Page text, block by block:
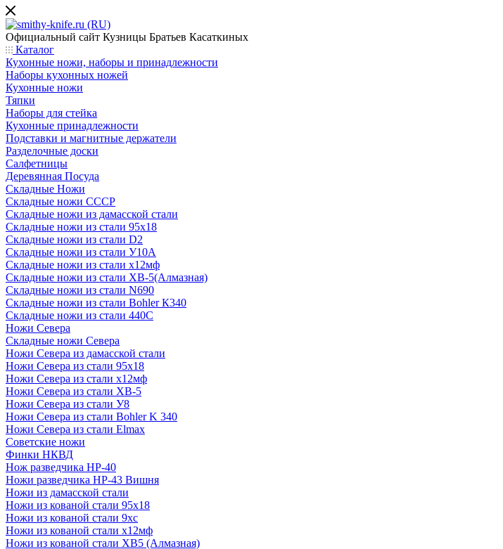
Официальный сайт Кузницы Братьев Касаткиных
Каталог
Кухонные ножи, наборы и принадлежности
Наборы кухонных ножей
Кухонные ножи
Тяпки
Наборы для стейка
Кухонные принадлежности
Подставки и магнитные держатели
Разделочные доски
Салфетницы
Деревянная Посуда
Складные Ножи
Cкладные ножи СССР
Складные ножи из дамасской стали
Складные ножи из стали 95х18
Складные ножи из стали D2
Складные ножи из стали У10А
Складные ножи из стали х12мф
Складные ножи из стали ХВ-5(Алмазная)
Складные ножи из стали N690
Складные ножи из стали Bohler К340
Складные ножи из стали 440С
Ножи Севера
Складные ножи Севера
Ножи Севера из дамасской стали
Ножи Севера из стали 95х18
Ножи Севера из стали х12мф
Ножи Севера из стали ХВ-5
Ножи Севера из стали У8
Ножи Севера из стали Bohler K 340
Ножи Севера из стали Elmax
Советские ножи
Финки НКВД
Нож разведчика НР-40
Ножи разведчика НР-43 Вишня
Ножи из дамасской стали
Ножи из кованой стали 95х18
Ножи из кованой стали 9хс
Ножи из кованой стали х12мф
Ножи из кованой стали ХВ5 (Алмазная)